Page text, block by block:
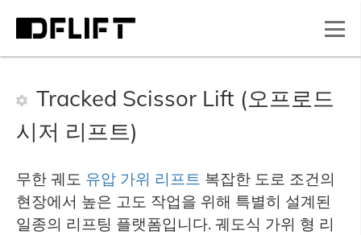
Tracked Scissor Lift (오프로드
시저 리프트)
무한 궤도 유압 가위 리프트 복잡한 도로 조건의
현장에서 높은 고도 작업을 위해 특별히 설계된
일종의 리프팅 플랫폼입니다. 궤도식 가위 형 리